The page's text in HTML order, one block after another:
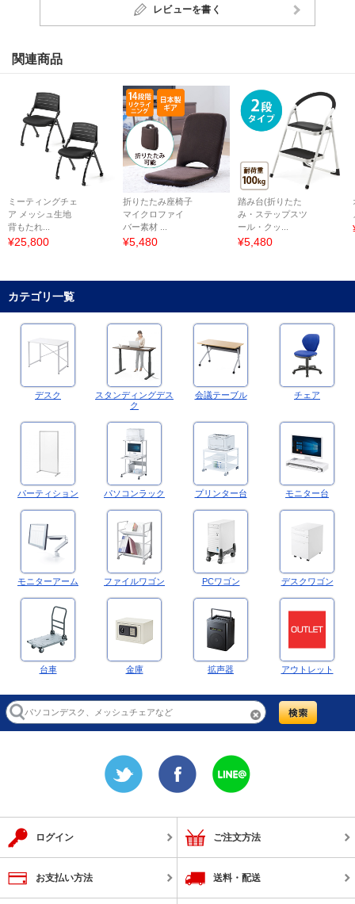
レビューを書く
関連商品
ミーティングチェ
ア メッシュ生地
背もたれ...
¥25,800
折りたたみ座椅子
マイクロファイ
バー素材 ...
¥5,480
踏み台(折りたた
み・ステップスツ
ール・クッ...
¥5,480
カテゴリ一覧
デスク
スタンディングデス
ク
会議テーブル チェア
パーティション パソコンラック プリンター台 モニター台
モニターアーム ファイルワゴン PCワゴン デスクワゴン
台車 金庫 拡声器 アウトレット
ログイン ご注文方法
お支払い方法 送料・配送